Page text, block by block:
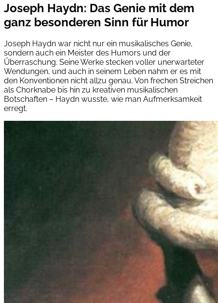
Joseph Haydn: Das Genie mit dem
ganz besonderen Sinn für Humor
Joseph Haydn war nicht nur ein musikalisches Genie,
sondern auch ein Meister des Humors und der
Überraschung. Seine Werke stecken voller unerwarteter
Wendungen, und auch in seinem Leben nahm er es mit
den Konventionen nicht allzu genau. Von frechen Streichen
als Chorknabe bis hin zu kreativen musikalischen
Botschaften – Haydn wusste, wie man Aufmerksamkeit
erregt.